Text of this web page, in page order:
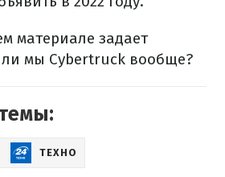
материале задает
мы Cybertruck вообще?
ТЕХНО